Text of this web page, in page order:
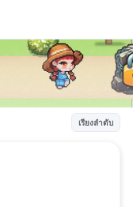
เรียงลำดับ